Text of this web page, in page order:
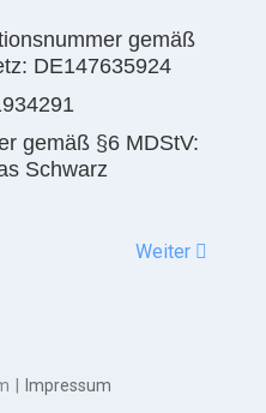
gemäß
DE147635924
gemäß §6 MDStV:
Schwarz
Weiter
Impressum